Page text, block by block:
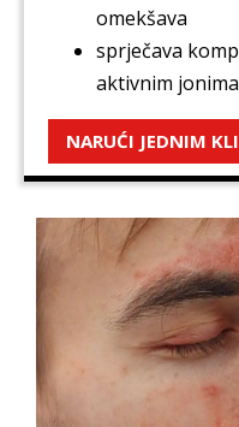
omekšava
sprječava
aktivnim
NARUĆI JEDNIM